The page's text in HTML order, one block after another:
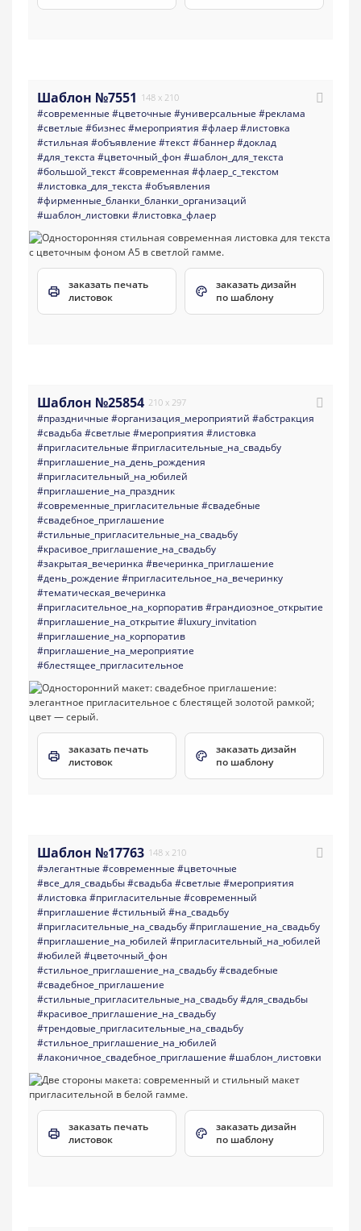
Шаблон №7551 148 x 210
#современные #цветочные #универсальные #реклама
#светлые #бизнес#мероприятия #флаер#листовка
#стильная #объявление #текст#баннер#доклад
#для_текста #цветочный_фон #шаблон_для_текста
#большой_текст#современная #флаер_с_текстом
#листовка_для_текста #объявления
#фирменные_бланки_бланки_организаций
#шаблон_листовки #листовка_флаер
заказать печать
листовок
заказать дизайн
по шаблону
Шаблон №25854 210 x 297
#праздничные #организация_мероприятий #абстракция
#свадьба #светлые #мероприятия #листовка
#пригласительные #пригласительные_на_свадьбу
#приглашение_на_день_рождения
#пригласительный_на_юбилей
#приглашение_на_праздник
#современные_пригласительные #свадебные
#свадебное_приглашение
#стильные_пригласительные_на_свадьбу
#красивое_приглашение_на_свадьбу
#закрытая_вечеринка #вечеринка_приглашение
#день_рождение #пригласительное_на_вечеринку
#тематическая_вечеринка
#пригласительное_на_корпоратив#грандиозное_открытие
#приглашение_на_открытие #luxury_invitation
#приглашение_на_корпоратив
#приглашение_на_мероприятие
#блестящее_пригласительное
заказать печать
листовок
заказать дизайн
по шаблону
Шаблон №17763 148 x 210
#элегантные #современные #цветочные
#все_для_свадьбы#свадьба #светлые #мероприятия
#листовка #пригласительные #современный
#приглашение #стильный #на_свадьбу
#пригласительные_на_свадьбу#приглашение_на_свадьбу
#приглашение_на_юбилей #пригласительный_на_юбилей
#юбилей #цветочный_фон
#стильное_приглашение_на_свадьбу#свадебные
#свадебное_приглашение
#стильные_пригласительные_на_свадьбу#для_свадьбы
#красивое_приглашение_на_свадьбу
#трендовые_пригласительные_на_свадьбу
#стильное_приглашение_на_юбилей
#лаконичное_свадебное_приглашение #шаблон_листовки
заказать печать
листовок
заказать дизайн
по шаблону